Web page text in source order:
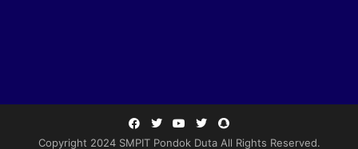
Copyright 2024 SMPIT Pondok Duta All Rights Reserved.